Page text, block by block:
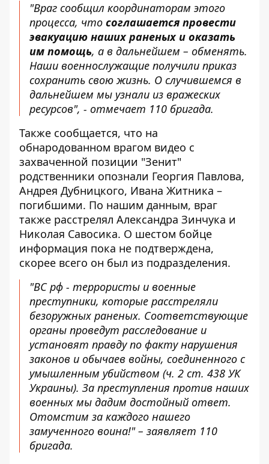
"Враг сообщил координаторам этого
процесса, что соглашается провести
эвакуацию наших раненых и оказать
им помощь, а в дальнейшем – обменять.
Наши военнослужащие получили приказ
сохранить свою жизнь. О случившемся в
дальнейшем мы узнали из вражеских
ресурсов", - отмечает 110 бригада.
Также сообщается, что на
обнародованном врагом видео с
захваченной позиции "Зенит"
родственники опознали Георгия Павлова,
Андрея Дубницкого, Ивана Житника –
погибшими. По нашим данным, враг
также расстрелял Александра Зинчука и
Николая Савосика. О шестом бойце
информация пока не подтверждена,
скорее всего он был из подразделения.
"ВС рф - террористы и военные
преступники, которые расстреляли
безоружных раненых. Соответствующие
органы проведут расследование и
установят правду по факту нарушения
законов и обычаев войны, соединенного с
умышленным убийством (ч. 2 ст. 438 УК
Украины). За преступления против наших
военных мы дадим достойный ответ.
Отомстим за каждого нашего
замученного воина!" – заявляет 110
бригада.